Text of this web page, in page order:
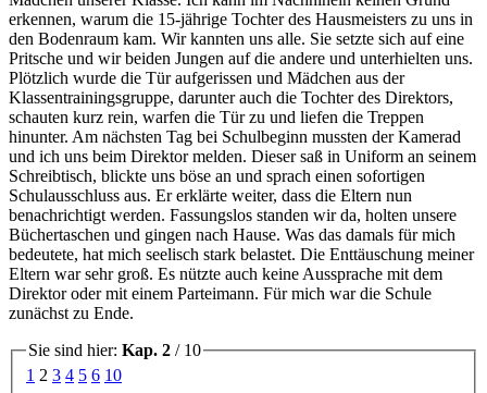
erkennen, warum die 15-jährige Tochter des Hausmeisters zu uns in
den Bodenraum kam. Wir kannten uns alle. Sie setzte sich auf eine
Pritsche und wir beiden Jungen auf die andere und unterhielten uns.
Plötzlich wurde die Tür aufgerissen und Mädchen aus der
Klassentrainingsgruppe, darunter auch die Tochter des Direktors,
schauten kurz rein, warfen die Tür zu und liefen die Treppen
hinunter. Am nächsten Tag bei Schulbeginn mussten der Kamerad
und ich uns beim Direktor melden. Dieser saß in Uniform an seinem
Schreibtisch, blickte uns böse an und sprach einen sofortigen
Schulausschluss aus. Er erklärte weiter, dass die Eltern nun
benachrichtigt werden. Fassungslos standen wir da, holten unsere
Büchertaschen und gingen nach Hause. Was das damals für mich
bedeutete, hat mich seelisch stark belastet. Die Enttäuschung meiner
Eltern war sehr groß. Es nützte auch keine Aussprache mit dem
Direktor oder mit einem Parteimann. Für mich war die Schule
zunächst zu Ende.
Sie sind hier: Kap. 2 / 10
1 2 3 4 5 6 10